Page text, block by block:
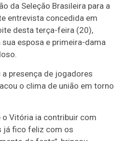
da Seleção Brasileira para a
entrevista concedida em
desta terça-feira (20),
esposa e primeira-dama
presença de jogadores
o clima de união em torno
o Vitória ia contribuir com
já fico feliz com os